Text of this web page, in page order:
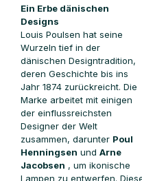
Ein Erbe dänischen
Designs
Louis Poulsen hat seine
Wurzeln tief in der
dänischen Designtradition,
deren Geschichte bis ins
Jahr 1874 zurückreicht. Die
Marke arbeitet mit einigen
der einflussreichsten
Designer der Welt
zusammen, darunter Poul
Henningsen und Arne
Jacobsen , um ikonische
Lampen zu entwerfen.